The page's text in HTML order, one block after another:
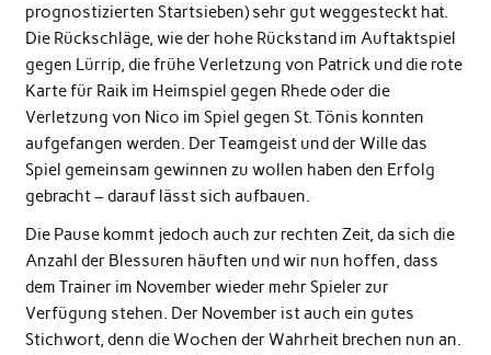
prognostizierten Startsieben) sehr gut weggesteckt hat.
Die Rückschläge, wie der hohe Rückstand im Auftaktspiel
gegen Lürrip, die frühe Verletzung von Patrick und die rote
Karte für Raik im Heimspiel gegen Rhede oder die
Verletzung von Nico im Spiel gegen St. Tönis konnten
aufgefangen werden. Der Teamgeist und der Wille das
Spiel gemeinsam gewinnen zu wollen haben den Erfolg
gebracht – darauf lässt sich aufbauen.
Die Pause kommt jedoch auch zur rechten Zeit, da sich die
Anzahl der Blessuren häuften und wir nun hoffen, dass
dem Trainer im November wieder mehr Spieler zur
Verfügung stehen. Der November ist auch ein gutes
Stichwort, denn die Wochen der Wahrheit brechen nun an.